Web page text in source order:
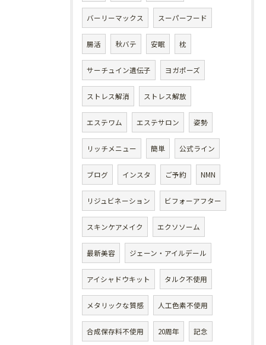
バーリーマックス スーパーフード
腸活 秋バテ 安眠 枕
サーチュイン遺伝子 ヨガポーズ
ストレス解消 ストレス解放
エステワム エステサロン 姿勢
リッチメニュー 簡単 公式ライン
ブログ インスタ ご予約 NMN
リジュビネーション ビフォーアフター
スキンケアメイク エクソソーム
最新美容 ジェーン・アイルデール
アイシャドウキット タルク不使用
メタリックな質感 人工色素不使用
合成保存料不使用 20周年 記念